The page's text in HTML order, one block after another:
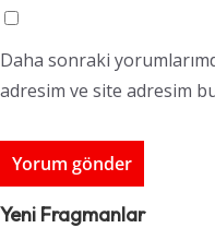
Daha sonraki
adresim ve site adresim
Yeni Fragmanlar